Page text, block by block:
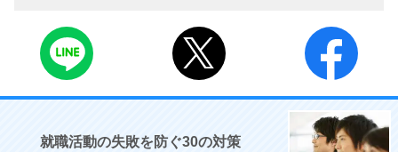
就職活動の失敗を防ぐ30の対策